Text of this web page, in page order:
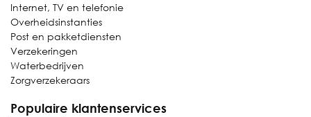
Internet, TV en telefonie
Overheidsinstanties
Post en pakketdiensten
Verzekeringen
Waterbedrijven
Zorgverzekeraars
Populaire klantenservices